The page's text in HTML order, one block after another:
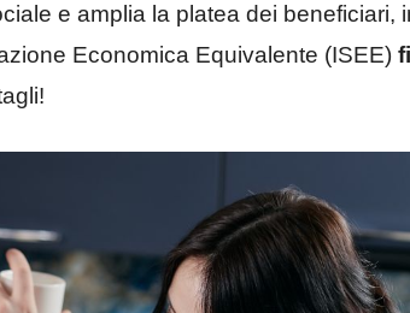
e amplia la platea dei beneficiari,
Economica Equivalente (ISEE)